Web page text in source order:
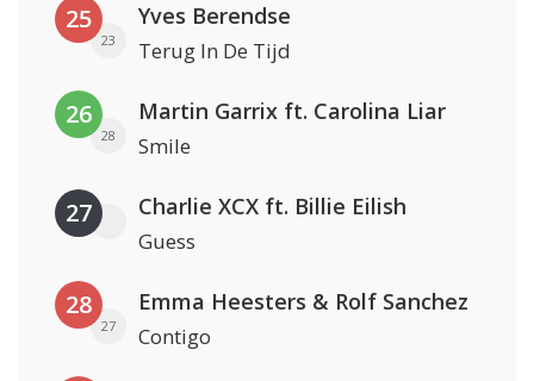
25
23
Yves Berendse
Terug In De Tijd
26
28
Martin Garrix ft. Carolina Liar
Smile
27 Charlie XCX ft. Billie Eilish
Guess
28
27
Emma Heesters & Rolf Sanchez
Contigo